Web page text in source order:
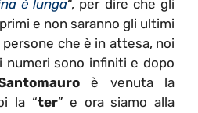
è lunga“, per dire che gli
e non saranno gli ultimi
persone che è in attesa, noi
numeri sono infiniti e dopo
è venuta la
la “ter” e ora siamo alla